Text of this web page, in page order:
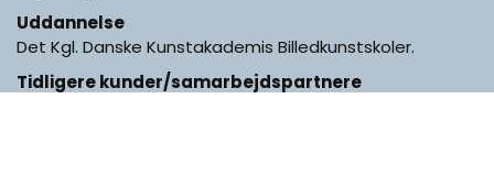
Uddannelse
Det Kgl. Danske Kunstakademis Billedkunstskoler.
Tidligere kunder/samarbejdspartnere